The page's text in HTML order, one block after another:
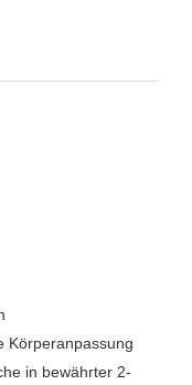
Körperanpassung
in bewährter 2-